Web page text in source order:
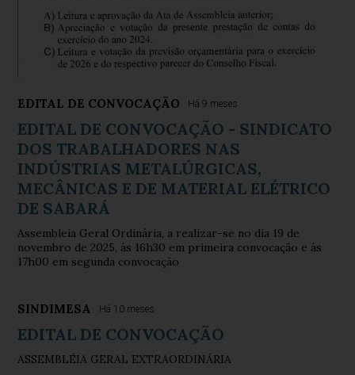
EDITAL DE CONVOCAÇÃO Há 9 meses
EDITAL DE CONVOCAÇÃO - SINDICATO
DOS TRABALHADORES NAS
INDÚSTRIAS METALÚRGICAS,
MECÂNICAS E DE MATERIAL ELÉTRICO
DE SABARÁ
Assembleia Geral Ordinária, a realizar-se no dia 19 de
novembro de 2025, às 16h30 em primeira convocação e às
17h00 em segunda convocação
SINDIMESA Há 10 meses
EDITAL DE CONVOCAÇÃO
ASSEMBLÉIA GERAL EXTRAORDINÁRIA